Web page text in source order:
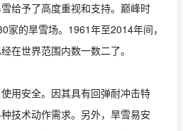
给予了高度重视和支持。巅峰时
家的旱雪场。1961年至2014年间，
在世界范围内数一数二了。
用安全。因其具有回弹耐冲击特
技术动作需求。另外，旱雪易安